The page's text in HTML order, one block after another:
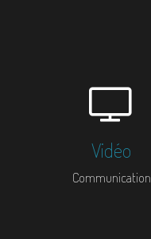
Vidéo
Communication